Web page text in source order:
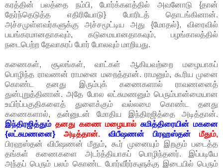
கரத்தின் பலத்தை நம்பி, போர்க்களத்தில் அவனோடு {தான்
தேர்ந்தெடுத்த எதிரியோடு} போரிடத் தொடங்கினான்.
அச்சமுள்ளவர்களுக்கு அச்சமூட்டிய அது {மோதல்}, விரைவில்
பயங்கரமானதாகவும், கடுமையானதாகவும், பழங்காலத்தில்
நடைபெற்ற தேவாசுரப் போர் போலவும் மாறியது.
கணைகள், சூலங்கள், வாட்கள் ஆகியவற்றை மழையாகப்
பொழிந்த ராவணன் ராமனை மறைத்தான். ராமனும், கூரிய முனை
கொண்ட தனது இரும்புக் கணைகளால் ராவணனைத்
துன்புறுத்தினான். அதே போல லட்சுமணனும் பெரும்பான்மையான
உயிர்ப்பகுதிகளைத் துளைக்கும் வல்லமை கொண்ட தனது
கணைகளால், தன்னுடன் மோதிய இந்திரஜித்தை அடித்தான்.
இந்திரஜித்தும் தனது கணை மழையால்சுமித்திரையின் மகனை
{லட்சுமணனை} அடித்தான். விபீஷணன் பிரஹஸ்தன் மீதும்,
பிரஹஸ்தன் விபீஷணன் மீதும், கூர் முனையும் இறகும் படைத்த
தங்கள் கணைகளை அடர்த்தியாகப் பொழிந்தனர். இப்படியே
அந்தப் பெரும் பலம் கொண்ட போர்வீர்ர்களுக்கு இடையில் பெரும்